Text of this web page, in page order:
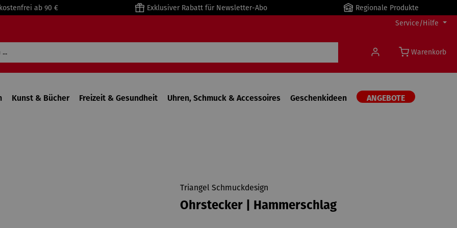
ab 90 € Exklusiver Rabatt für Newsletter-Abo
Regionale Produkte
Service/Hilfe
Warenkorb
Kunst & Bücher Freizeit & Gesundheit Uhren, Schmuck & Accessoires Geschenkideen ANGEBOTE
Triangel Schmuckdesign
Ohrstecker | Hammerschlag